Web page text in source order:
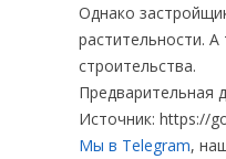
Однако
растительности.
строительства.
Предварительная
Источник: https://
Мы в Telegram,